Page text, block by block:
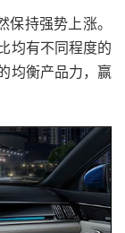
持强势上涨。
均有不同程度的
均衡产品力，赢